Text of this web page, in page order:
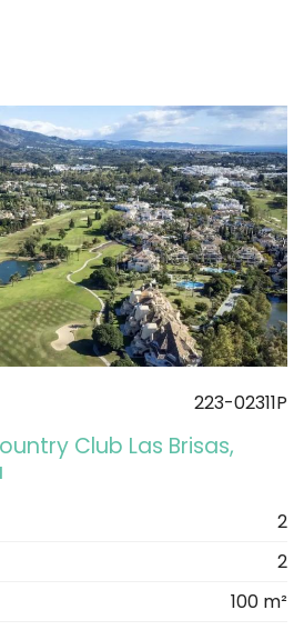
223-02311P
Club Las Brisas,
2
2
100 m²